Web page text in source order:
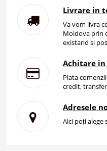
Livrare in
Va vom livra
Moldova prin
existand si
Achitare in
Plata
credit,
Adresele
Aici poți alege